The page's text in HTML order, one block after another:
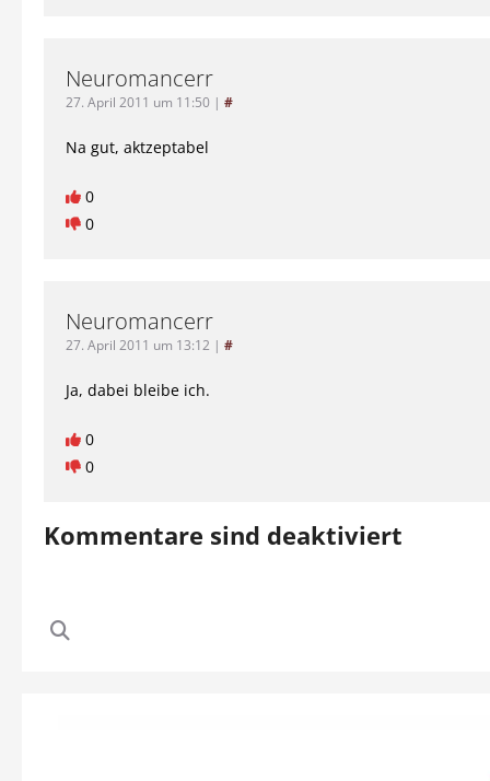
Neuromancerr
27. April 2011 um 11:50 | #
Na gut, aktzeptabel
0
0
Neuromancerr
27. April 2011 um 13:12 | #
Ja, dabei bleibe ich.
0
0
Kommentare sind deaktiviert